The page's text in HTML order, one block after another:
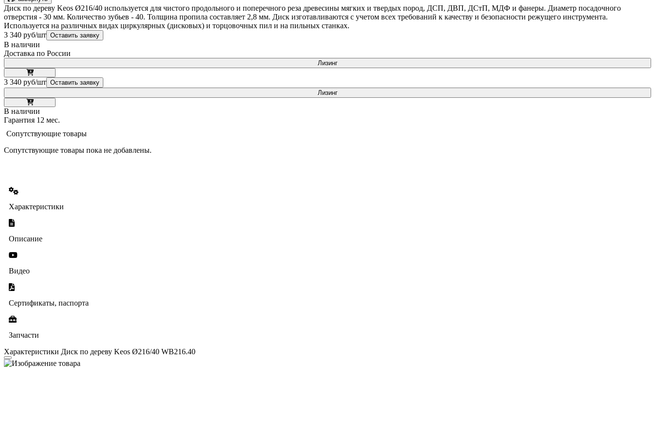
Диск по дереву Keos Ø216/40 используется для чистого продольного и поперечного реза древесины мягких и твердых пород, ДСП, ДВП, ДСтП, МДФ и фанеры. Диаметр посадочного
отверстия - 30 мм. Количество зубьев - 40. Толщина пропила составляет 2,8 мм. Диск изготавливаются с учетом всех требований к качеству и безопасности режущего инструмента.
Используется на различных видах циркулярных (дисковых) и торцовочных пил и на пильных станках.
3 340 руб/шт Оставить заявку
В наличии
Доставка по России
Лизинг
3 340 руб/шт Оставить заявку
Лизинг
В наличии
Гарантия 12 мес.
Сопутствующие товары
Сопутствующие товары пока не добавлены.
Характеристики
Описание
Видео
Сертификаты, паспорта
Запчасти
Характеристики Диск по дереву Keos Ø216/40 WB216.40